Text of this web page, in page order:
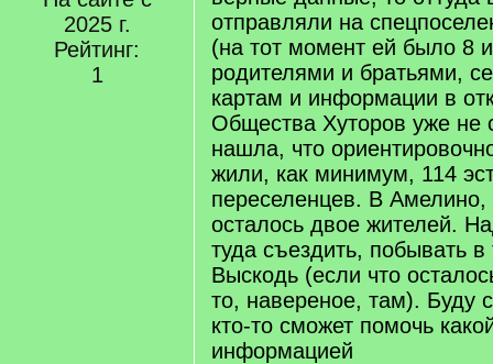
2025 г.
Рейтинг:
1
отправляли на
(на тот момент ей было 8
родителями и братьями,
картам и информации в
Общества Хуторов уже не
нашла, что
жили, как минимум, 114
переселенцев. В
осталось двое жителей.
туда съездить, побывать
Выскодь (если что
то, навереное, там). Буду
кто-то сможет помочь
информацией